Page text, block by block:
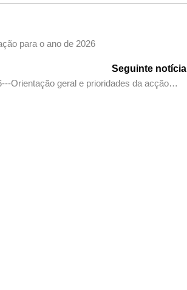
para o ano de 2026
Seguinte notícia
Orientação geral e prioridades da acção